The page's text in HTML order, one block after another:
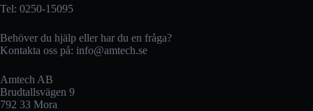
Tel: 0250-15095
Behöver du hjälp eller har du en fråga?
Kontakta oss på: info@amtech.se
Amtech AB
Brudtallsvägen 9
792 33 Mora